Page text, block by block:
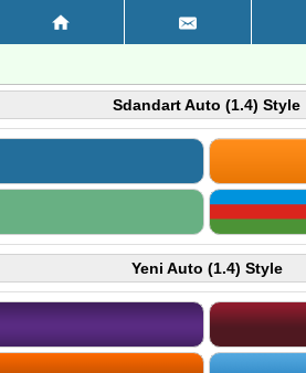
Sdandart Auto (1.4) Style
Yeni Auto (1.4) Style